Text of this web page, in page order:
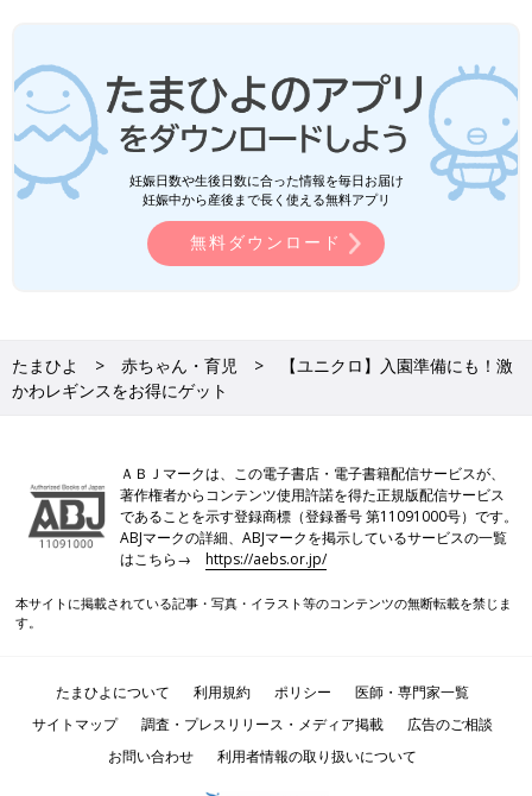
妊娠日数や生後日数に合った情報を毎日お届け
妊娠中から産後まで長く使える無料アプリ
無料ダウンロード
たまひよ 赤ちゃん・育児
【ユニクロ】入園準備にも！激
かわレギンスをお得にゲット
ＡＢＪマークは、この電子書店・電子書籍配信サービスが、
著作権者からコンテンツ使用許諾を得た正規版配信サービス
であることを示す登録商標（登録番号 第11091000号）です。
ABJマークの詳細、ABJマークを掲示しているサービスの一覧
はこちら→https://aebs.or.jp/
本サイトに掲載されている記事・写真・イラスト等のコンテンツの無断転載を禁じま
す。
たまひよについて 利用規約 ポリシー
医師・専門家一覧
サイトマップ
調査・プレスリリース・メディア掲載
広告のご相談
お問い合わせ
利用者情報の取り扱いについて